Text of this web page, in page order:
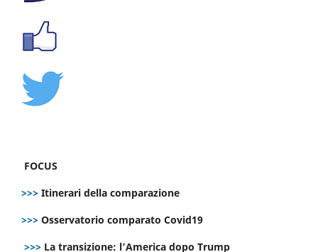
FOCUS
>>> Itinerari della comparazione
>>> Osservatorio comparato Covid19
>>> La transizione: l’America dopo Trump